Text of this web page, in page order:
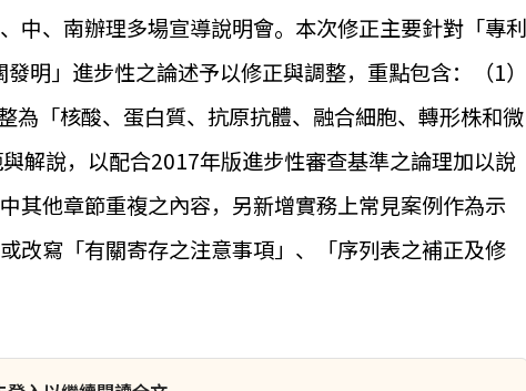
中、南辦理多場宣導說明會。本次修正主要針對「專利
明」進步性之論述予以修正與調整，重點包含：（1）
為「核酸、蛋白質、抗原抗體、融合細胞、轉形株和微
解說，以配合2017年版進步性審查基準之論理加以說
其他章節重複之內容，另新增實務上常見案例作為示
改寫「有關寄存之注意事項」、「序列表之補正及修